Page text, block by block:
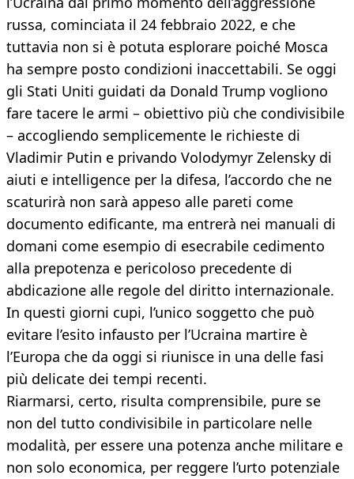
russa, cominciata il 24 febbraio 2022, e che
tuttavia non si è potuta esplorare poiché Mosca
ha sempre posto condizioni inaccettabili. Se oggi
gli Stati Uniti guidati da Donald Trump vogliono
fare tacere le armi – obiettivo più che condivisibile
– accogliendo semplicemente le richieste di
Vladimir Putin e privando Volodymyr Zelensky di
aiuti e intelligence per la difesa, l’accordo che ne
scaturirà non sarà appeso alle pareti come
documento edificante, ma entrerà nei manuali di
domani come esempio di esecrabile cedimento
alla prepotenza e pericoloso precedente di
abdicazione alle regole del diritto internazionale.
In questi giorni cupi, l’unico soggetto che può
evitare l’esito infausto per l’Ucraina martire è
l’Europa che da oggi si riunisce in una delle fasi
più delicate dei tempi recenti.
Riarmarsi, certo, risulta comprensibile, pure se
non del tutto condivisibile in particolare nelle
modalità, per essere una potenza anche militare e
non solo economica, per reggere l’urto potenziale